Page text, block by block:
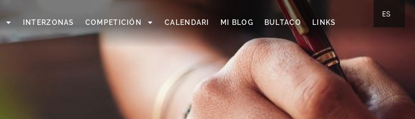
INTERZONAS COMPETICIÓN CALENDARI MI BLOG BULTACO LINKS
ES
CA